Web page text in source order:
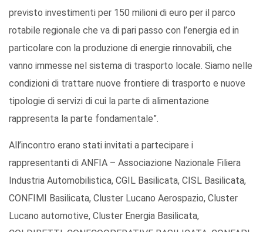
previsto investimenti per 150 milioni di euro per il parco
rotabile regionale che va di pari passo con l’energia ed in
particolare con la produzione di energie rinnovabili, che
vanno immesse nel sistema di trasporto locale. Siamo nelle
condizioni di trattare nuove frontiere di trasporto e nuove
tipologie di servizi di cui la parte di alimentazione
rappresenta la parte fondamentale”.
All’incontro erano stati invitati a partecipare i
rappresentanti di ANFIA – Associazione Nazionale Filiera
Industria Automobilistica, CGIL Basilicata, CISL Basilicata,
CONFIMI Basilicata, Cluster Lucano Aerospazio, Cluster
Lucano automotive, Cluster Energia Basilicata,